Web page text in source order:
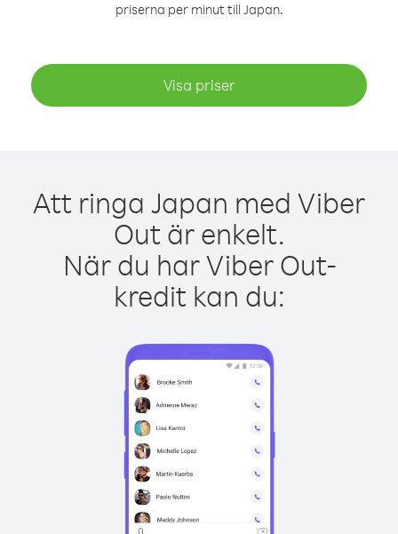
priserna per minut till Japan.
Visa priser
Att ringa Japan med Viber
Out är enkelt.
När du har Viber Out-
kredit kan du: